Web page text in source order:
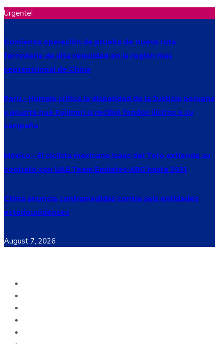
Urgente!
Comienza operación de prueba de nueva ruta
ferroviaria de alta velocidad en la región más
septentrional de China
Perú.- Humala critica la disparidad de la Justicia peruana
y apunta que Fujimori sí recibió fondos ilícitos a su
campaña
México.- El ciclista mexicano Isaac del Toro extiende su
contrato con UAE Team Emirates-XRG hasta 2031
China anuncia contramedidas contra seis entidades
estadounidenses
August 7, 2026